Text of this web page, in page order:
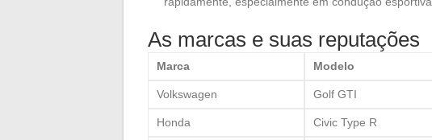
As marcas e suas reputações
Marca Modelo
Volkswagen Golf GTI
Honda Civic Type R